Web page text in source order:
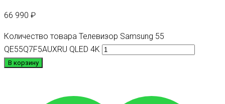
66 990 ₽
Количество товара Телевизор Samsung 55
QE55Q7F5AUXRU QLED 4K
В корзину